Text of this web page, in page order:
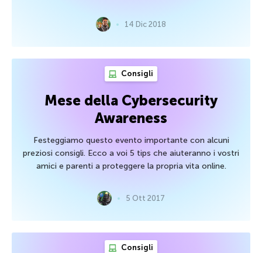
14 Dic 2018
Consigli
Mese della Cybersecurity
Awareness
Festeggiamo questo evento importante con alcuni
preziosi consigli. Ecco a voi 5 tips che aiuteranno i vostri
amici e parenti a proteggere la propria vita online.
5 Ott 2017
Consigli